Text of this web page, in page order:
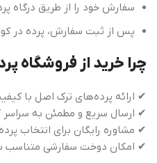
سفارش خود را از طریق درگاه
پس از ثبت سفارش، پرده در
چرا خرید از فروشگاه
✔ ارائه پرده‌های ترک اصل با
✔ ارسال سریع و مطمئن به سراسر
✔ مشاوره رایگان برای انتخاب
✔ امکان دوخت سفارشی متناسب